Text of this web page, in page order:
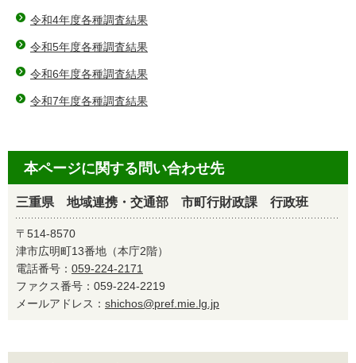
令和4年度各種調査結果
令和5年度各種調査結果
令和6年度各種調査結果
令和7年度各種調査結果
本ページに関する問い合わせ先
三重県 地域連携・交通部 市町行財政課 行政班
〒514-8570
津市広明町13番地（本庁2階）
電話番号： 059-224-2171
ファクス番号：059-224-2219
メールアドレス： shichos@pref.mie.lg.jp